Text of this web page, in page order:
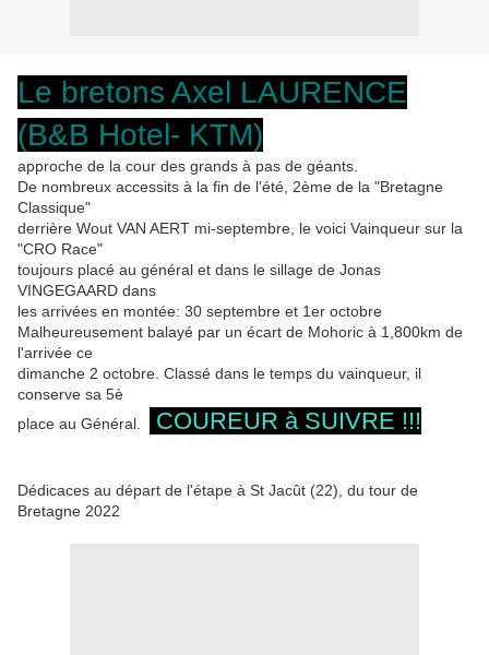
Le bretons Axel LAURENCE
(B&B Hotel- KTM)
approche de la cour des grands à pas de géants.
De nombreux accessits à la fin de l'été, 2ème de la "Bretagne
Classique"
derrière Wout VAN AERT mi-septembre, le voici Vainqueur sur la
"CRO Race"
toujours placé au général et dans le sillage de Jonas
VINGEGAARD dans
les arrivées en montée: 30 septembre et 1er octobre
Malheureusement balayé par un écart de Mohoric à 1,800km de
l'arrivée ce
dimanche 2 octobre. Classé dans le temps du vainqueur, il
conserve sa 5è
place au Général.
COUREUR à SUIVRE !!!
Dédicaces au départ de l'étape à St Jacût (22), du tour de
Bretagne 2022